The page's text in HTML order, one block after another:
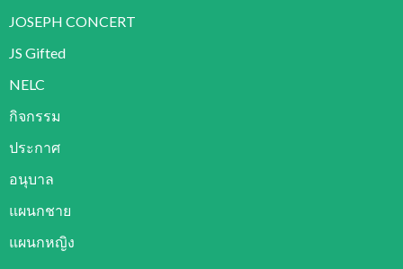
JOSEPH CONCERT
JS Gifted
NELC
กิจกรรม
ประกาศ
อนุบาล
แผนกชาย
แผนกหญิง